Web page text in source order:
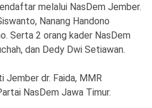
melalui NasDem Jember.
Nanang Handono
Serta 2 orang kader NasDem
dan Dedy Dwi Setiawan.
Jember dr. Faida, MMR
NasDem Jawa Timur.